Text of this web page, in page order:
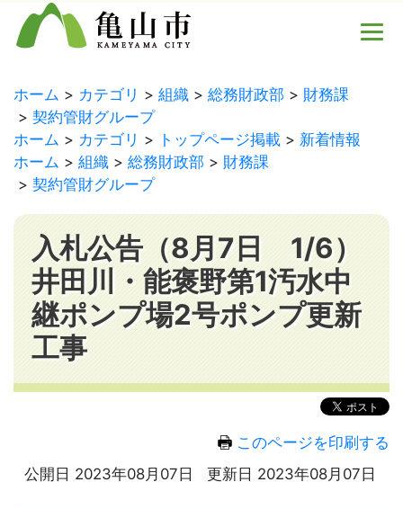
ホーム カテゴリ 組織 総務財政部
財務課
契約管財グループ
ホーム
カテゴリ トップページ掲載
新着情報
ホーム
組織 総務財政部
財務課
契約管財グループ
入札公告（8月7日 1/6）
井田川・能褒野第1汚水中
継ポンプ場2号ポンプ更新
工事
このページを印刷する
公開日 2023年08月07日
更新日 2023年08月07日